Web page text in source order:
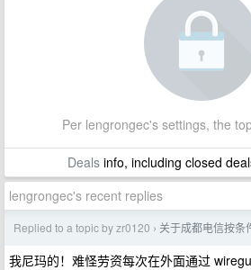
Per lengrongec's settings, the
Dealsinfo, including closed
lengrongec's recent replies
Replied to a topic by zr0120 › 关于成都电信按条
我尼玛的！难怪劳资每次在外面通过